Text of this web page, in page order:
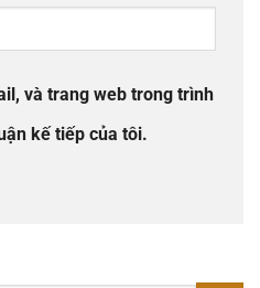
và trang web trong trình
kế tiếp của tôi.